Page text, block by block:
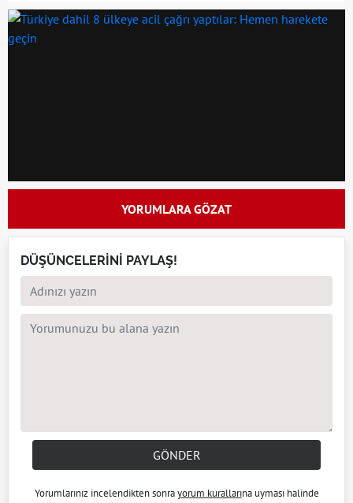
YORUMLARA GÖZAT
DÜŞÜNCELERİNİ PAYLAŞ!
GÖNDER
Yorumlarınız incelendikten sonrayorum kurallarına uyması halinde